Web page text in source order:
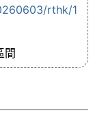
rthk/1
間